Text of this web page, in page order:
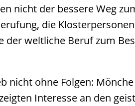
nicht der bessere Weg
die
der weltliche Beruf zum
nicht ohne Folgen:
Interesse an den